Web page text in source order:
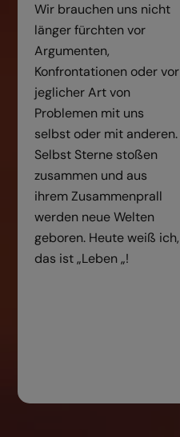
Wir brauchen uns nicht
länger fürchten vor
Argumenten,
Konfrontationen oder vor
jeglicher Art von
Problemen mit uns
selbst oder mit anderen.
Selbst Sterne stoßen
zusammen und aus
ihrem Zusammenprall
werden neue Welten
geboren. Heute weiß ich,
das ist „Leben „!